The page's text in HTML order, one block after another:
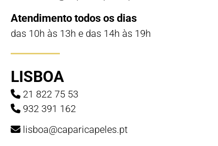
Atendimento todos os dias
das 10h às 13h e das 14h às 19h
LISBOA
21 822 75 53
932 391 162
lisboa@caparicapeles.pt